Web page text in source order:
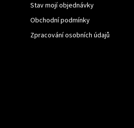
Stav mojí objednávky
Obchodní podmínky
Zpracování osobních údajů